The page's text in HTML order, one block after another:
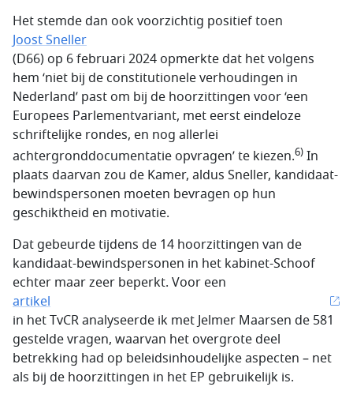
Het stemde dan ook voorzichtig positief toen
Joost Sneller
(D66) op 6 februari 2024 opmerkte dat het volgens
hem ‘niet bij de constitutionele verhoudingen in
Nederland’ past om bij de hoorzittingen voor ‘een
Europees Parlementvariant, met eerst eindeloze
schriftelijke rondes, en nog allerlei
achtergronddocumentatie opvragen’ te kiezen.6) In
plaats daarvan zou de Kamer, aldus Sneller, kandidaat-
bewindspersonen moeten bevragen op hun
geschiktheid en motivatie.
Dat gebeurde tijdens de 14 hoorzittingen van de
kandidaat-bewindspersonen in het kabinet-Schoof
echter maar zeer beperkt. Voor een
artikel
in het TvCR analyseerde ik met Jelmer Maarsen de 581
gestelde vragen, waarvan het overgrote deel
betrekking had op beleidsinhoudelijke aspecten – net
als bij de hoorzittingen in het EP gebruikelijk is.